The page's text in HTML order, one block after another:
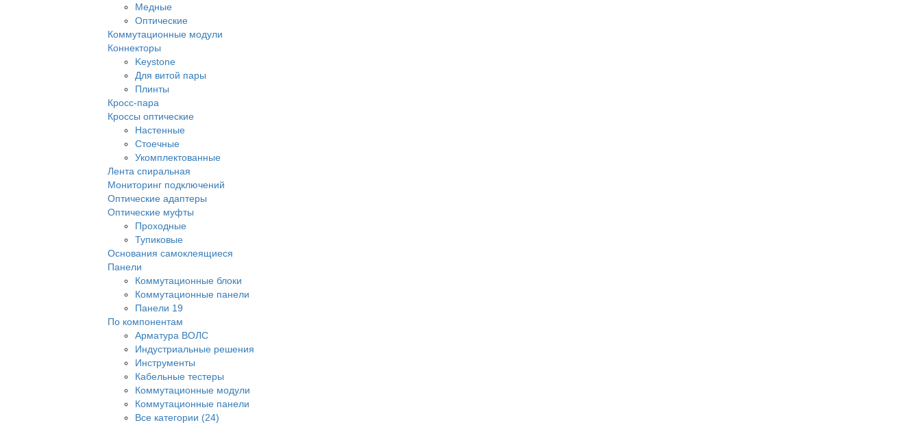
Медные
Оптические
Коммутационные модули
Коннекторы
Keystone
Для витой пары
Плинты
Кросс-пара
Кроссы оптические
Настенные
Стоечные
Укомплектованные
Лента спиральная
Мониторинг подключений
Оптические адаптеры
Оптические муфты
Проходные
Тупиковые
Основания самоклеящиеся
Панели
Коммутационные блоки
Коммутационные панели
Панели 19
По компонентам
Арматура ВОЛС
Индустриальные решения
Инструменты
Кабельные тестеры
Коммутационные модули
Коммутационные панели
Все категории (24)